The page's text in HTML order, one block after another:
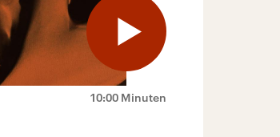
10:00 Minuten